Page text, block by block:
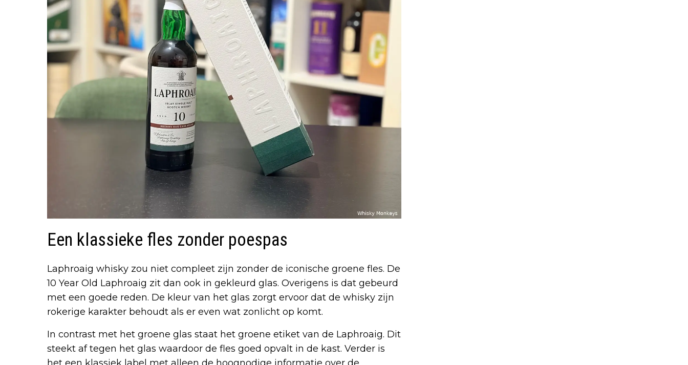
Een klassieke fles zonder poespas
Laphroaig whisky zou niet compleet zijn zonder de iconische groene fles. De
10 Year Old Laphroaig zit dan ook in gekleurd glas. Overigens is dat gebeurd
met een goede reden. De kleur van het glas zorgt ervoor dat de whisky zijn
rokerige karakter behoudt als er even wat zonlicht op komt.
In contrast met het groene glas staat het groene etiket van de Laphroaig. Dit
steekt af tegen het glas waardoor de fles goed opvalt in de kast. Verder is